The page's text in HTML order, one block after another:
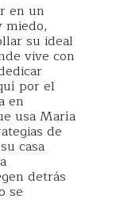
en un
miedo,
su ideal
vive con
por el
en
usa María
de
casa
detrás
se